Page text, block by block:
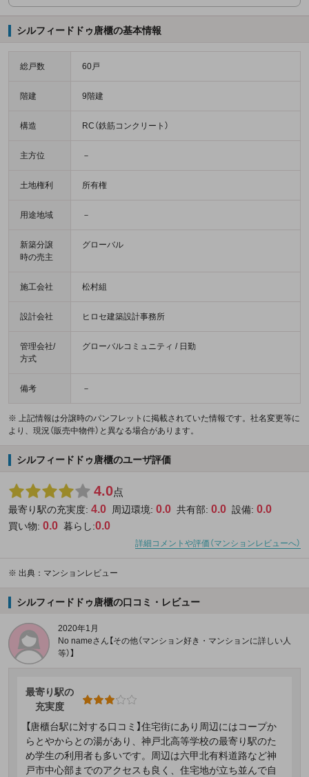
シルフィードドゥ唐櫃の基本情報
総戸数 60戸
階建 9階建
構造 RC（鉄筋コンクリート）
主方位 －
土地権利 所有権
用途地域 －
新築分譲
時の売主
グローバル
施工会社 松村組
設計会社 ヒロセ建築設計事務所
管理会社/
方式
グローバルコミュニティ / 日勤
備考 －
※ 上記情報は分譲時のパンフレットに掲載されていた情報です。社名変更等に
より、現況（販売中物件）と異なる場合があります。
シルフィードドゥ唐櫃のユーザ評価
4.0点
最寄り駅の充実度: 4.0 周辺環境: 0.0 共有部: 0.0 設備: 0.0
買い物: 0.0 暮らし:0.0
詳細コメントや評価（マンションレビューへ）
※ 出典：マンションレビュー
シルフィードドゥ唐櫃の口コミ・レビュー
2020年1月
No nameさん【その他（マンション好き・マンションに詳しい人
等）】
最寄り駅の
充実度
【唐櫃台駅に対する口コミ】住宅街にあり周辺にはコープか
らとやからとの湯があり、神戸北高等学校の最寄り駅のた
め学生の利用者も多いです。周辺は六甲北有料道路など神
戸市中心部までのアクセスも良く、住宅地が立ち並んで自